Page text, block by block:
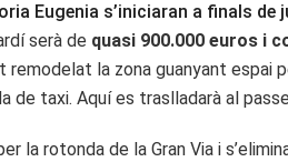
Eugenia s’iniciaran a finals de
serà de quasi 900.000 euros i
remodelat la zona guanyant espai
de taxi. Aquí es traslladarà al
la rotonda de la Gran Via i